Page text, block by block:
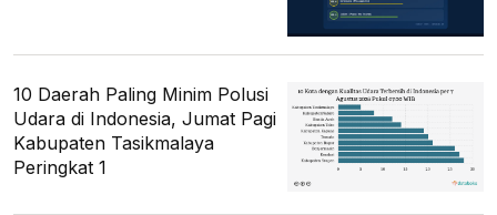
10 Daerah Paling Minim Polusi
Udara di Indonesia, Jumat Pagi
Kabupaten Tasikmalaya
Peringkat 1